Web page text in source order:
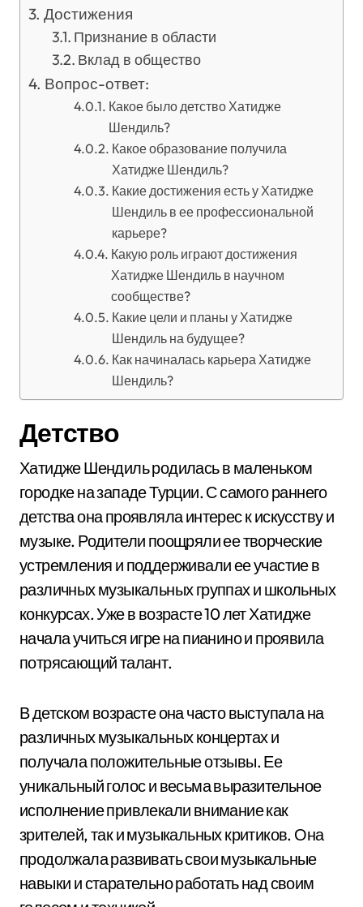
Достижения
Признание в области
Вклад в общество
Вопрос-ответ:
Какое было детство Хатидже
Шендиль?
Какое образование получила
Хатидже Шендиль?
Какие достижения есть у Хатидже
Шендиль в ее профессиональной
карьере?
Какую роль играют достижения
Хатидже Шендиль в научном
сообществе?
Какие цели и планы у Хатидже
Шендиль на будущее?
Как начиналась карьера Хатидже
Шендиль?
Детство
Хатидже Шендиль родилась в маленьком
городке на западе Турции. С самого раннего
детства она проявляла интерес к искусству и
музыке. Родители поощряли ее творческие
устремления и поддерживали ее участие в
различных музыкальных группах и школьных
конкурсах. Уже в возрасте 10 лет Хатидже
начала учиться игре на пианино и проявила
потрясающий талант.
В детском возрасте она часто выступала на
различных музыкальных концертах и
получала положительные отзывы. Ее
уникальный голос и весьма выразительное
исполнение привлекали внимание как
зрителей, так и музыкальных критиков. Она
продолжала развивать свои музыкальные
навыки и старательно работать над своим